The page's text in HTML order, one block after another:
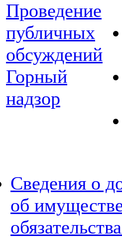
Проведение
публичных
обсуждений
Горный
надзор
Сведения о
об